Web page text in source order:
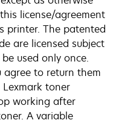
license/agreement
printer. The patented
are licensed subject
used only once.
agree to return them
toner
working after
A variable